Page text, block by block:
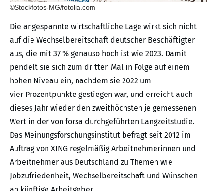
©Stockfotos-MG/fotolia.com
Die angespannte wirtschaftliche Lage wirkt sich nicht
auf die Wechselbereitschaft deutscher Beschäftigter
aus, die mit 37 % genauso hoch ist wie 2023. Damit
pendelt sie sich zum dritten Mal in Folge auf einem
hohen Niveau ein, nachdem sie 2022 um
vier Prozentpunkte gestiegen war, und erreicht auch
dieses Jahr wieder den zweithöchsten je gemessenen
Wert in der von forsa durchgeführten Langzeitstudie.
Das Meinungsforschungsinstitut befragt seit 2012 im
Auftrag von XING regelmäßig Arbeitnehmerinnen und
Arbeitnehmer aus Deutschland zu Themen wie
Jobzufriedenheit, Wechselbereitschaft und Wünschen